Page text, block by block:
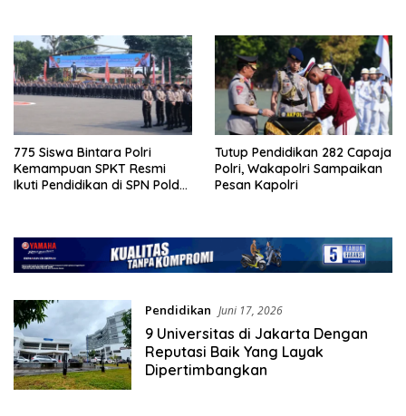
775 Siswa Bintara Polri
Kemampuan SPKT Resmi
Ikuti Pendidikan di SPN Polda
Tutup Pendidikan 282 Capaja
Polri, Wakapolri Sampaikan
Pesan Kapolri
Pendidikan Juni 17, 2026
9 Universitas di Jakarta Dengan
Reputasi Baik Yang Layak
Dipertimbangkan